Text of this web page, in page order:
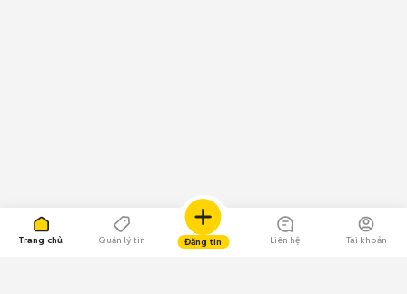
Trang chủ Quản lý tin Đăng tin Liên hệ Tài khoản